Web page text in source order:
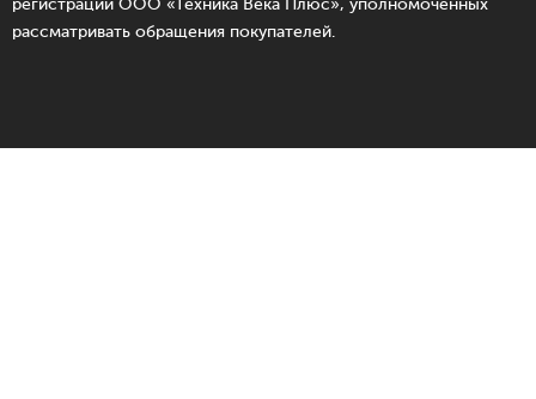
регистрации ООО «Техника Века Плюс», уполномоченных
рассматривать обращения покупателей.